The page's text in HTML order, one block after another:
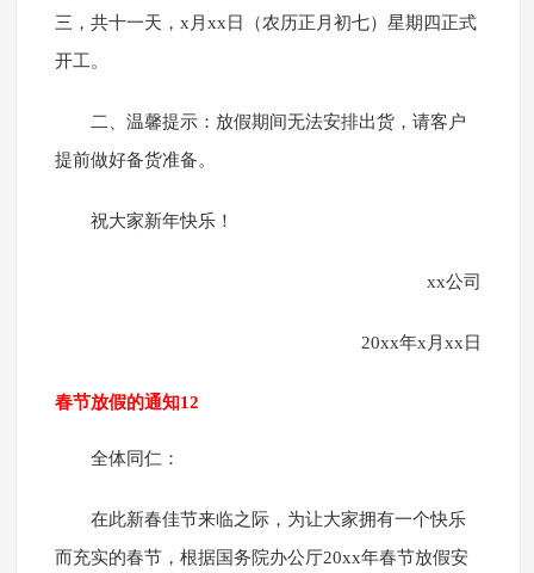
三，共十一天，x月xx日（农历正月初七）星期四正式
开工。
二、温馨提示：放假期间无法安排出货，请客户
提前做好备货准备。
祝大家新年快乐！
xx公司
20xx年x月xx日
春节放假的通知12
全体同仁：
在此新春佳节来临之际，为让大家拥有一个快乐
而充实的春节，根据国务院办公厅20xx年春节放假安